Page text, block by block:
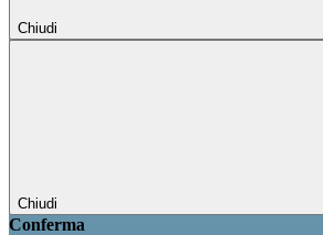
Chiudi
Chiudi
Conferma